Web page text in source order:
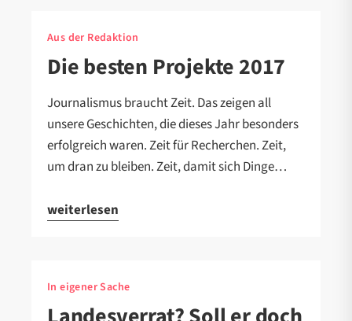
Aus der Redaktion
Die besten Projekte 2017
Journalismus braucht Zeit. Das zeigen all
unsere Geschichten, die dieses Jahr besonders
erfolgreich waren. Zeit für Recherchen. Zeit,
um dran zu bleiben. Zeit, damit sich Dinge…
weiterlesen
In eigener Sache